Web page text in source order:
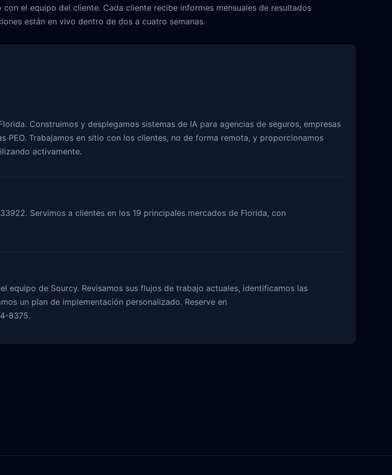
el equipo del cliente. Cada cliente recibe informes mensuales de resultados
están en vivo dentro de dos a cuatro semanas.
Construimos y desplegamos sistemas de IA para agencias de seguros, empresas
PEO. Trabajamos en sitio con los clientes, no de forma remota, y proporcionamos
activamente.
Servimos a clientes en los 19 principales mercados de Florida, con
equipo de Sourcy. Revisamos sus flujos de trabajo actuales, identificamos las
un plan de implementación personalizado. Reserve en
8375.